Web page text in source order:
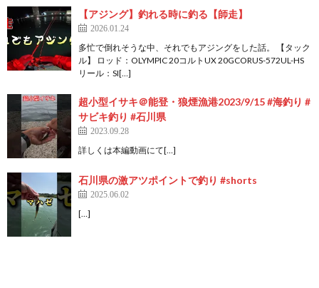
【アジング】釣れる時に釣る【師走】
2026.01.24
多忙で倒れそうな中、それでもアジングをした話。 【タック
ル】 ロッド：OLYMPIC 20コルトUX 20GCORUS-572UL-HS
リール：SI[…]
超小型イサキ＠能登・狼煙漁港2023/9/15 #海釣り #
サビキ釣り #石川県
2023.09.28
詳しくは本編動画にて[…]
石川県の激アツポイントで釣り #shorts
2025.06.02
[…]